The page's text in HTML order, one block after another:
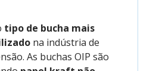
tipo de bucha mais
na indústria de
As buchas OIP são